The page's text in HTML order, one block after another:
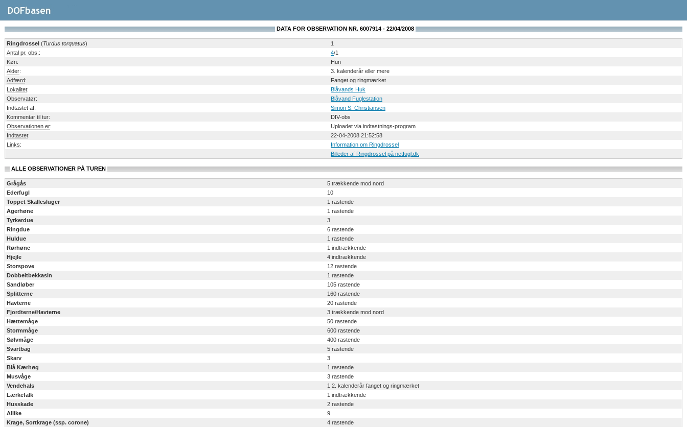
DATA FOR OBSERVATION NR. 6007914 - 22/04/2008
Ringdrossel (Turdus torquatus)
1
Antal pr. obs. : 4/1
Køn:
Hun
Alder:
3. kalenderår eller mere
Adfærd:
Fanget og ringmærket
Lokalitet:
Blåvands Huk
Observatør:
Blåvand Fuglestation
Indtastet af:
Simon S. Christiansen
Kommentar til tur:
DIV-obs
Observationen er:
Uploadet via indtastnings-program
Indtastet:
22-04-2008 21:52:58
Links:
Information om Ringdrossel
Billeder af Ringdrossel på netfugl.dk
ALLE OBSERVATIONER PÅ TUREN
Grågås
5 trækkende mod nord
Ederfugl
10
Toppet Skallesluger
1 rastende
Agerhøne
1 rastende
Tyrkerdue
3
Ringdue
6 rastende
Huldue
1 rastende
Rørhøne
1 indtrækkende
Hjejle
4 indtrækkende
Storspove
12 rastende
Dobbeltbekkasin
1 rastende
Sandløber
105 rastende
Splitterne
160 rastende
Havterne
20 rastende
Fjordterne/Havterne
3 trækkende mod nord
Hættemåge
50 rastende
Stormmåge
600 rastende
Sølvmåge
400 rastende
Svartbag
5 rastende
Skarv
3
Blå Kærhøg
1 rastende
Musvåge
3 rastende
Vendehals
1 2. kalenderår fanget og ringmærket
Lærkefalk
1 indtrækkende
Husskade
2 rastende
Allike
9
Krage, Sortkrage (ssp. corone)
4 rastende